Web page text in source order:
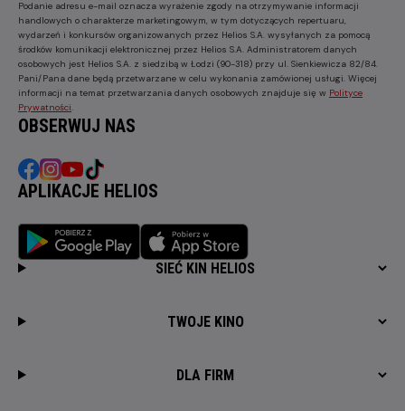
Podanie adresu e-mail oznacza wyrażenie zgody na otrzymywanie informacji
handlowych o charakterze marketingowym, w tym dotyczących repertuaru,
wydarzeń i konkursów organizowanych przez Helios S.A. wysyłanych za pomocą
środków komunikacji elektronicznej przez Helios S.A. Administratorem danych
osobowych jest Helios S.A. z siedzibą w Łodzi (90-318) przy ul. Sienkiewicza 82/84.
Pani/Pana dane będą przetwarzane w celu wykonania zamówionej usługi. Więcej
informacji na temat przetwarzania danych osobowych znajduje się w Polityce
Prywatności
OBSERWUJ NAS
APLIKACJE HELIOS
SIEĆ KIN HELIOS
TWOJE KINO
DLA FIRM